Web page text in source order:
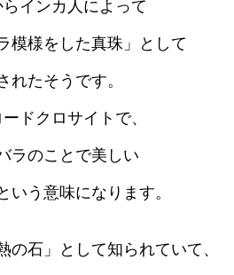
インカ人によって
模様をした真珠」として
れたそうです。
ドクロサイトで、
ラのことで美しい
いう意味になります。
の石」として知られていて、